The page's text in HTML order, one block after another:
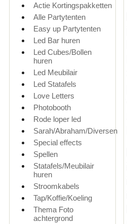
Actie Kortingspakketten
Alle Partytenten
Easy up Partytenten
Led Bar huren
Led Cubes/Bollen
huren
Led Meubilair
Led Statafels
Love Letters
Photobooth
Rode loper led
Sarah/Abraham/Diversen
Special effects
Spellen
Statafels/Meubilair
huren
Stroomkabels
Tap/Koffie/Koeling
Thema Foto
achtergrond